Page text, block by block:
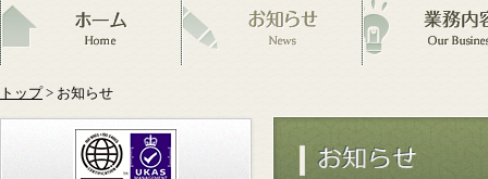
トップ> お知らせ